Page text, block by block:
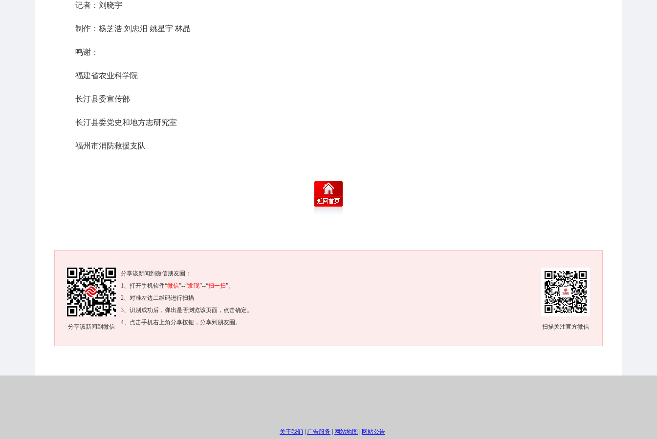
记者：刘晓宇
制作：杨芝浩 刘忠汨 姚星宇 林晶
鸣谢：
福建省农业科学院
长汀县委宣传部
长汀县委党史和地方志研究室
福州市消防救援支队
扫描关注官方微信
分享该新闻到微信
分享该新闻到微信朋友圈：
1、打开手机软件“微信”--“发现”--“扫一扫”。
2、对准左边二维码进行扫描
3、识别成功后，弹出是否浏览该页面，点击确定。
4、点击手机右上角分享按钮，分享到朋友圈。